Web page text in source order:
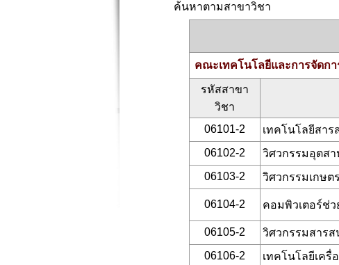
ค้นหาตามสาขาวิชา
คณะเทคโนโลยีและการจัดก
รหัสสาขา
วิชา
06101-2 เทคโนโลยีสาร
06102-2
วิศวกรรมอุตสา
06103-2
วิศวกรรมเกษต
06104-2 คอมพิวเตอร์ช่
06105-2 วิศวกรรมสารส
06106-2
เทคโนโลยีเครื่